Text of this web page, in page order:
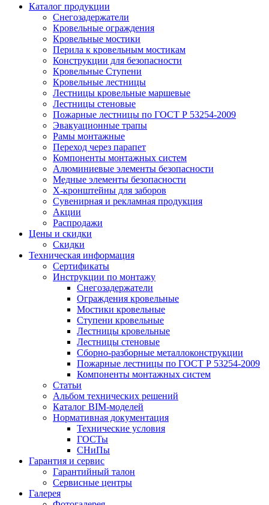
Каталог продукции
Снегозадержатели
Кровельные ограждения
Кровельные мостики
Перила к кровельным мостикам
Конструкции для безопасности
Кровельные Ступени
Кровельные лестницы
Лестницы кровельные маршевые
Лестницы стеновые
Пожарные лестницы по ГОСТ Р 53254-2009
Эвакуационные трапы
Рамы монтажные
Переход через парапет
Компоненты монтажных систем
Алюминиевые элементы безопасности
Медные элементы безопасности
X-кронштейны для заборов
Сувенирная и рекламная продукция
Акции
Распродажи
Цены и скидки
Скидки
Техническая информация
Сертификаты
Инструкции по монтажу
Снегозадержатели
Ограждения кровельные
Мостики кровельные
Ступени кровельные
Лестницы кровельные
Лестницы стеновые
Сборно-разборные металлоконструкции
Пожарные лестницы по ГОСТ Р 53254-2009
Компоненты монтажных систем
Статьи
Альбом технических решений
Каталог BIM-моделей
Нормативная документация
Технические условия
ГОСТы
СНиПы
Гарантия и сервис
Гарантийный талон
Сервисные центры
Галерея